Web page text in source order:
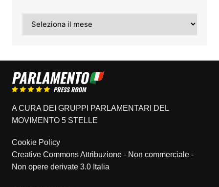
A CURA DEI GRUPPI PARLAMENTARI DEL
MOVIMENTO 5 STELLE
Cookie Policy
Creative Commons Attribuzione - Non commerciale -
Non opere derivate 3.0 Italia